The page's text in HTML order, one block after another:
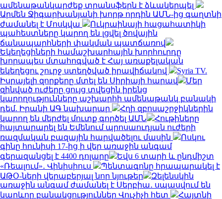
ամենաթանկարժեք տրանսֆերն է ձևակերպել
Արմեն Ջիգարխանյանի խորթ որդին ԱՄՆ-ից գաղտնի
ժամանել է Մոսկվա
Ուկրաինայի հացահատիկի
պահեստները կարող են լցվել ծովային
ճանապարհների փակման պատճառով
Եկեղեցիների համաշխարհային խորհուրդը
խորապես մտահոգված է Հայ առաքելական
եկեղեցու շուրջ ստեղծված իրավիճակով
Syria TV.
Իսրայելի զորքերը մտել են Սիրիայի հարավ
Մեր
զինված ուժերը ցույց տվեցին իրենց
կարողությունները աշխարհի ամենաթանկ բանակի
դեմ. Իրանի ԱԳ նախարար
Հղի զբոսաշրջիկներին
կարող են մերժել մուտք գործել ԱՄՆ
Հութիները
հայտարարել են Եմենում պրոսաուդյան ուժերի
ռազմական բազային հարվածելու մասին
Ոսկու
գինը հունիսի 17-ից ի վեր առաջին անգամ
գերազանցել է 4400 դոլարը
Եվս 6 տարի և ընդմիշտ
«Ռեալում»․ Վինիսիուս
Պենտագոնը հրապարակել է
ԱԹՕ-ների վերաբերյալ նոր նյութեր
Զելենսկին
առաջին անգամ ժամանել է Սերբիա․ սպասվում են
կարևոր բանակցություններ Վուչիչի հետ
Հայտնի